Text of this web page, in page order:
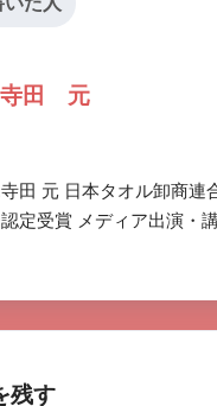
寺田 元
田 元 日本タオル卸商連
定受賞 メディア出演・
残す